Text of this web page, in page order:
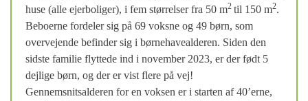
huse (alle ejerboliger), i fem størrelser fra 50 m2 til 150 m2.
Beboerne fordeler sig på 69 voksne og 49 børn, som
overvejende befinder sig i børnehavealderen. Siden den
sidste familie flyttede ind i november 2023, er der født 5
dejlige børn, og der er vist flere på vej!
Gennemsnitsalderen for en voksen er i starten af 40’erne,